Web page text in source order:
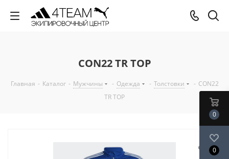
CON22 TR TOP
Главная - Каталог - Мужчины - Одежда - Толстовки - CON22
TR TOP
0
0